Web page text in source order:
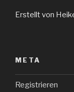
Erstellt von
META
Registrieren